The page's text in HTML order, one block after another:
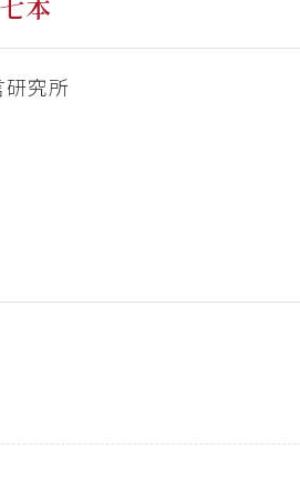
究所